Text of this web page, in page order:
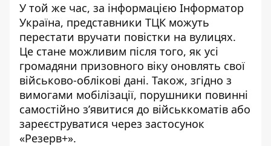
У той же час, за інформацією Інформатор
Україна, представники ТЦК можуть
перестати вручати повістки на вулицях.
Це стане можливим після того, як усі
громадяни призовного віку оновлять свої
військово-облікові дані. Також, згідно з
вимогами мобілізації, порушники повинні
самостійно з’явитися до військкоматів або
зареєструватися через застосунок
«Резерв+».